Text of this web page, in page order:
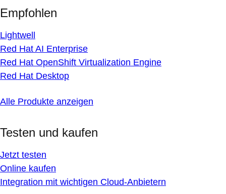
Empfohlen
Lightwell
Red Hat AI Enterprise
Red Hat OpenShift Virtualization Engine
Red Hat Desktop
Alle Produkte anzeigen
Testen und kaufen
Jetzt testen
Online kaufen
Integration mit wichtigen Cloud-Anbietern